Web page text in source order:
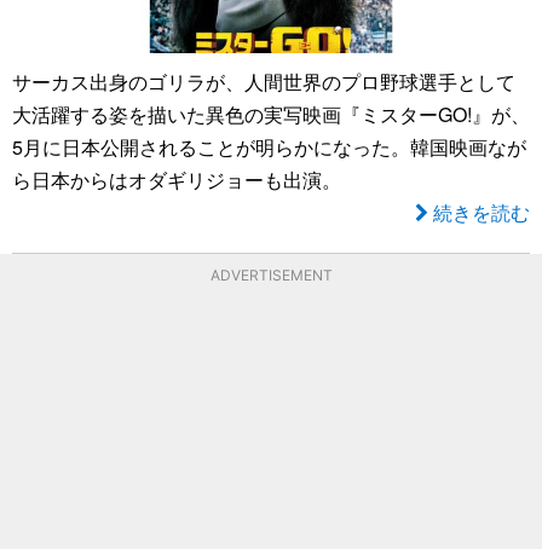
サーカス出身のゴリラが、人間世界のプロ野球選手として
大活躍する姿を描いた異色の実写映画『ミスターGO!』が、
5月に日本公開されることが明らかになった。韓国映画なが
ら日本からはオダギリジョーも出演。
続きを読む
ADVERTISEMENT